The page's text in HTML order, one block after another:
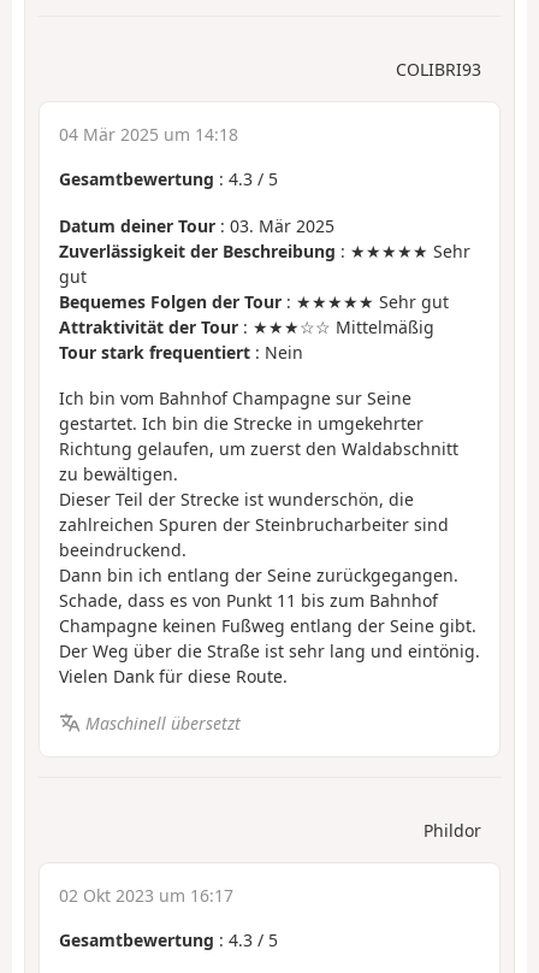
COLIBRI93
04 Mär 2025 um 14:18
Gesamtbewertung : 4.3 / 5
Datum deiner Tour : 03. Mär 2025
Zuverlässigkeit der Beschreibung : ★★★★★ Sehr
gut
Bequemes Folgen der Tour : ★★★★★ Sehr gut
Attraktivität der Tour : ★★★☆☆ Mittelmäßig
Tour stark frequentiert : Nein
Ich bin vom Bahnhof Champagne sur Seine
gestartet. Ich bin die Strecke in umgekehrter
Richtung gelaufen, um zuerst den Waldabschnitt
zu bewältigen.
Dieser Teil der Strecke ist wunderschön, die
zahlreichen Spuren der Steinbrucharbeiter sind
beeindruckend.
Dann bin ich entlang der Seine zurückgegangen.
Schade, dass es von Punkt 11 bis zum Bahnhof
Champagne keinen Fußweg entlang der Seine gibt.
Der Weg über die Straße ist sehr lang und eintönig.
Vielen Dank für diese Route.
Maschinell übersetzt
Phildor
02 Okt 2023 um 16:17
Gesamtbewertung : 4.3 / 5